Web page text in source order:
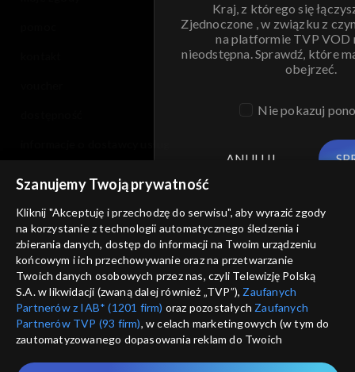
Kraj, z którego się
Zjednoczone , w związku z
na platformie TVP VOD
nieodstępna. Sprawdź, które
obejrzeć.
Nie pokazuj
ANULUJ
Szanujemy Twoją prywatność
Kliknij "Akceptuję i przechodzę do serwisu", aby wyrazić zgody
na korzystanie z technologii automatycznego śledzenia i
zbierania danych, dostęp do informacji na Twoim urządzeniu
końcowym i ich przechowywanie oraz na przetwarzanie
Twoich danych osobowych przez nas, czyli Telewizję Polską
S.A. w likwidacji (zwaną dalej również „TVP”), Zaufanych
Partnerów z IAB* (1201 firm) oraz pozostałych Zaufanych
Partnerów TVP (93 firm), w celach marketingowych (w tym do
zautomatyzowanego dopasowania reklam do Twoich